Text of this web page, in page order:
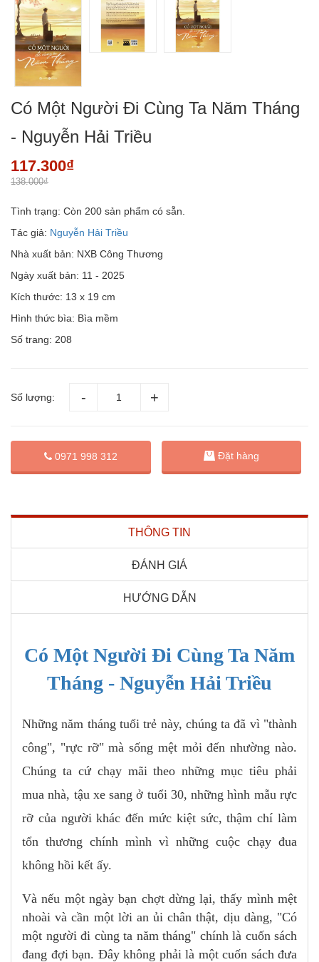
Có Một Người Đi Cùng Ta Năm Tháng
- Nguyễn Hải Triều
117.300₫
138.000₫
Tình trạng: Còn 200 sản phẩm có sẵn.
Tác giả: Nguyễn Hải Triều
Nhà xuất bản: NXB Công Thương
Ngày xuất bản: 11 - 2025
Kích thước: 13 x 19 cm
Hình thức bìa: Bìa mềm
Số trang: 208
Số lượng:
0971 998 312 Đặt hàng
THÔNG TIN
ĐÁNH GIÁ
HƯỚNG DẪN
Có Một Người Đi Cùng Ta Năm
Tháng - Nguyễn Hải Triều
Những năm tháng tuổi trẻ này, chúng ta đã vì "thành
công", "rực rỡ" mà sống mệt mỏi đến nhường nào.
Chúng ta cứ chạy mãi theo những mục tiêu phải
mua nhà, tậu xe sang ở tuổi 30, những hình mẫu rực
rỡ của người khác đến mức kiệt sức, thậm chí làm
tổn thương chính mình vì những cuộc chạy đua
không hồi kết ấy.
Và nếu một ngày bạn chợt dừng lại, thấy mình mệt
nhoài và cần một lời an ủi chân thật, dịu dàng, "Có
một người đi cùng ta năm tháng" chính là cuốn sách
đang đợi bạn. Đây không phải là một cuốn sách đưa